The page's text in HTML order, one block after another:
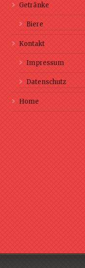
Getränke
Biere
Kontakt
Impressum
Datenschutz
Home